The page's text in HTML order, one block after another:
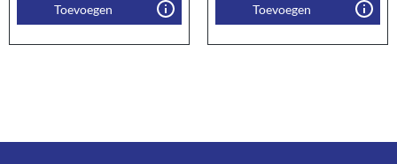
Toevoegen Toevoegen